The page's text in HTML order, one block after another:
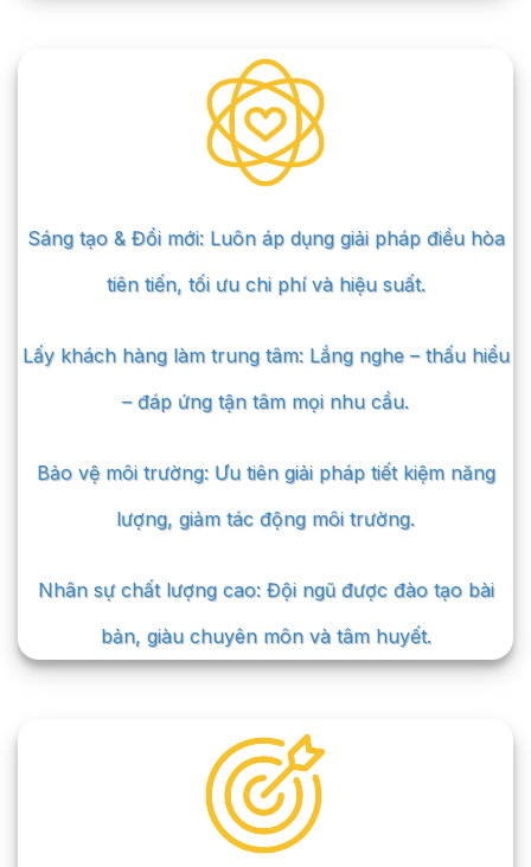
Sáng tạo & Đổi mới: Luôn áp dụng giải pháp điều hòa
tiên tiến, tối ưu chi phí và hiệu suất.
Lấy khách hàng làm trung tâm: Lắng nghe – thấu hiểu
– đáp ứng tận tâm mọi nhu cầu.
Bảo vệ môi trường: Ưu tiên giải pháp tiết kiệm năng
lượng, giảm tác động môi trường.
Nhân sự chất lượng cao: Đội ngũ được đào tạo bài
bản, giàu chuyên môn và tâm huyết.